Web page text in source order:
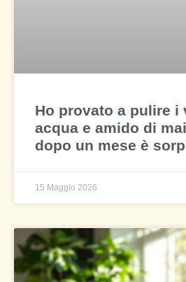
Ho provato a pulire i
acqua e amido di
dopo un mese è
15 Maggio 2026